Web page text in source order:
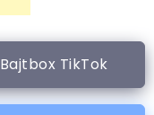
Bajtbox TikTok